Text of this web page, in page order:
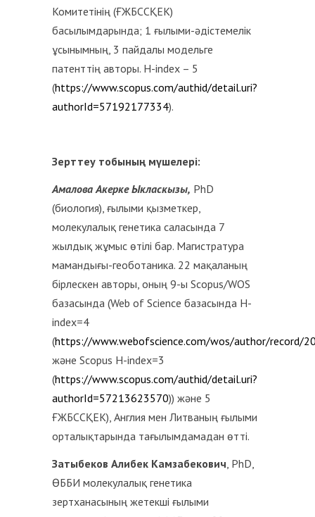
Комитетінің (ҒЖБССҚЕК)
басылымдарында; 1 ғылыми-әдістемелік
ұсынымның, 3 пайдалы модельге
патенттің авторы. H-index – 5
(https://www.scopus.com/authid/detail.uri?
authorId=57192177334).
Зерттеу тобының мүшелері:
АмаловаАкерке Ыкласкызы, PhD
(биология), ғылыми қызметкер,
молекулалық генетика саласында 7
жылдық жұмыс өтілі бар. Магистратура
мамандығы-геоботаника. 22 мақаланың
бірлескен авторы, оның 9-ы Scopus/WOS
базасында (Web of Science базасында H-
index=4
(https://www.webofscience.com/wos/author/record/
және Scopus H-index=3
(https://www.scopus.com/authid/detail.uri?
authorId=57213623570)) және 5
ҒЖБССҚЕК), Англия мен Литваның ғылыми
орталықтарында тағылымдамадан өтті.
Затыбеков Алибек Камзабекович, PhD,
ӨББИ молекулалық генетика
зертханасының жетекші ғылыми